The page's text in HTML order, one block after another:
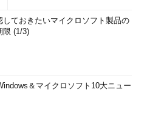
しておきたいマイクロソフト製品の
限 (1/3)
＆マイクロソフト10大ニュー